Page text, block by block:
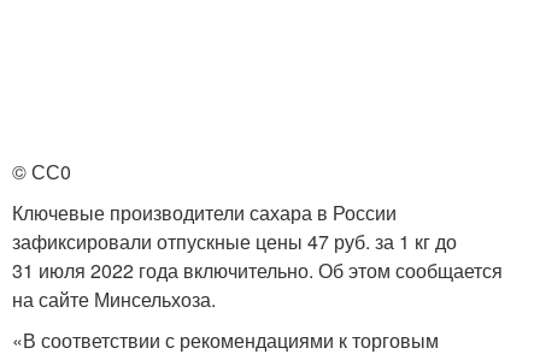
© СС0
Ключевые производители сахара в России
зафиксировали отпускные цены 47 руб. за 1 кг до
31 июля 2022 года включительно. Об этом сообщается
на сайте Минсельхоза.
«В соответствии с рекомендациями к торговым